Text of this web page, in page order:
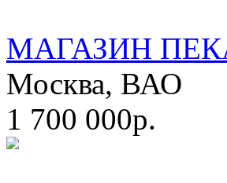
МАГАЗИН
Москва, ВАО
1 700 000р.